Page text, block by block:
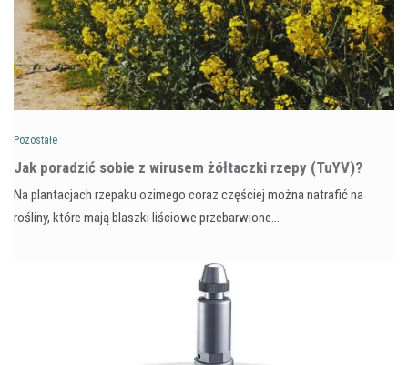
Pozostałe
​Jak poradzić sobie z wirusem żółtaczki rzepy (TuYV)?
Na plantacjach rzepaku ozimego coraz częściej można natrafić na
rośliny, które mają blaszki liściowe przebarwione…